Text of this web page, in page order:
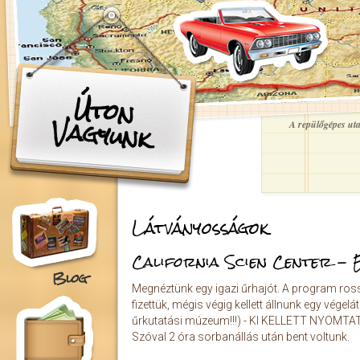
Ugrás a tartalomra
Úton
Vagyunk A repülőgépes
Blog
Látványosságok
California Scien Center -
Megnéztünk egy igazi űrhajót. A program
fizettük, mégis végig kellett állnunk egy
űrkutatási múzeum!!!) - KI KELLETT
Szóval 2 óra sorbanállás után bent voltunk.